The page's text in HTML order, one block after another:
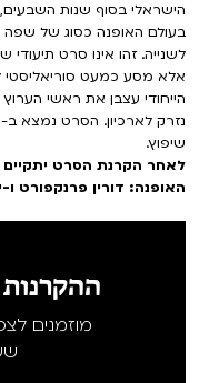
הישראלי בסוף שנות
בעולם האופנה כסוג של שפה
לשנייה. זהו אינו סרט
אלא מסע כמעט
הייחודי עצבן את ראשי
שיפוץ.
לאחר הקרנת הסרט יתקיים
האופנה: דורין פרנקפורט ו-
מוזמנים